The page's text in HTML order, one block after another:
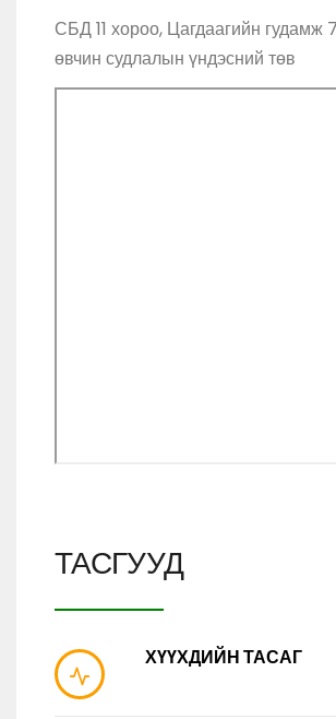
СБД 11 хороо, Цагдаагийн гудамж
өвчин судлалын үндэсний төв
ТАСГУУД
ХҮҮХДИЙН ТАСАГ